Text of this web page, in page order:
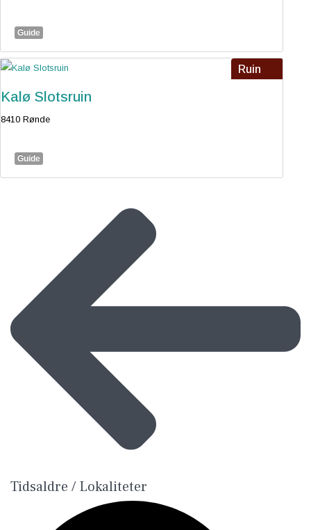
Guide
Ruin
Kalø Slotsruin
8410 Rønde
Guide
Tidsaldre / Lokaliteter